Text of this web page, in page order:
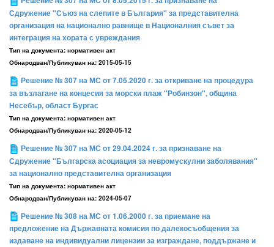
Сдружение "Съюз на слепите в България" за представителна
организация на национално равнище в Националния съвет за
интеграция на хората с увреждания
Тип на документа: нормативен акт
Обнародван/Публикуван на: 2015-05-15
Решение № 307 на МС от 7.05.2020 г. за откриване на процедура
за възлагане на концесия за морски плаж "Робинзон", община
Несебър, област Бургас
Тип на документа: нормативен акт
Обнародван/Публикуван на: 2020-05-12
Решение № 307 на МС от 29.04.2024 г. за признаване на
Сдружение "Българска асоциация за невромускулни заболявания"
за национално представителна организация
Тип на документа: нормативен акт
Обнародван/Публикуван на: 2024-05-07
Решение № 308 на МС от 1.06.2000 г. за приемане на
предложение на Държавната комисия по далекосъобщения за
издаване на индивидуални лицензии за изграждане, поддържане и